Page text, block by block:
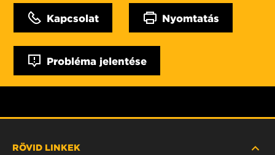
Kapcsolat Nyomtatás
Probléma jelentése
RÖVID LINKEK